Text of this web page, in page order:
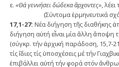
ε. «Θά γεννήσει δώδεκα ἄρχοντες»,
(Σύντομα ἑρμηνευτικά
17,1-27: Νέα διήγηση τῆς διαθήκης
διήγηση αὐτή εἶναι μία ἄλλη ἄποψη
(σύγκρ. τήν ἀρχική παράδοση, 15,7-
τίς ἴδιες τίς ὑποσχέσεις μέ τήν
ἐπιβάλλει αὐτή τήν φορά στόν